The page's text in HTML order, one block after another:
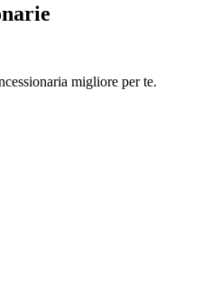
migliore per te.